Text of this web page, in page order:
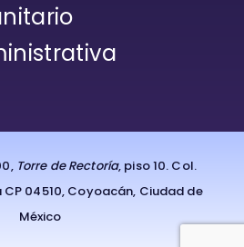
Torre de Rectoría, piso 10. Col.
04510, Coyoacán, Ciudad de
México